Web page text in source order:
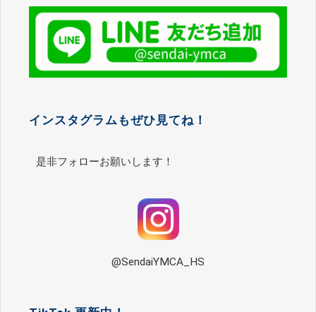
インスタグラムもぜひ見てね！
是非フォローお願いします！
@SendaiYMCA_HS